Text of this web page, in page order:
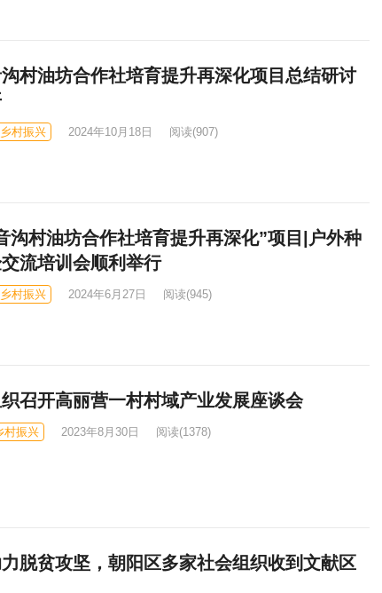
村油坊合作社培育提升再深化项目总结研讨
乡村振兴 2024年10月18日 阅读(907)
沟村油坊合作社培育提升再深化”项目|户外种
流培训会顺利举行
乡村振兴 2024年6月27日 阅读(945)
召开高丽营一村村域产业发展座谈会
村振兴 2023年8月30日 阅读(1378)
力脱贫攻坚，朝阳区多家社会组织收到文献区